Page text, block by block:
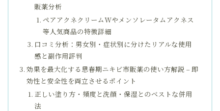
販薬分析
ペアアクネクリームWやメンソレータムアクネス
等人気商品の特徴詳細
口コミ分析：男女別・症状別に分けたリアルな使用
感と副作用評判
効果を最大化する思春期ニキビ市販薬の使い方解説 – 即
効性と安全性を両立させるポイント
正しい塗り方・頻度と洗顔・保湿とのベストな併用
法